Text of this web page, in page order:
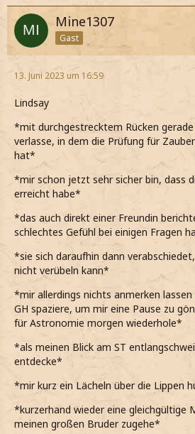
Mine1307
Gast
13. Juni 2023 um 16:59
Lindsay
*mit durchgestrecktem Rücken
verlasse, in dem die Prüfung für
hat*
*mir schon jetzt sehr sicher bin, dass
erreicht habe*
*das auch direkt einer Freundin
schlechtes Gefühl bei einigen Fragen
*sie sich daraufhin dann
nicht verübeln kann*
*mir allerdings nichts anmerken
GH spaziere, um mir eine Pause zu
für Astronomie morgen wiederhole*
*als meinen Blick am ST
entdecke*
*mir kurz ein Lächeln über die Lippen
*kurzerhand wieder eine gleichgültige
meinen großen Bruder zugehe*